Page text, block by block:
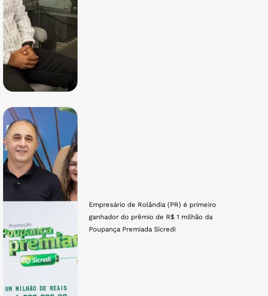
Empresário de Rolândia (PR) é primeiro
ganhador do prêmio de R$ 1 milhão da
Poupança Premiada Sicredi